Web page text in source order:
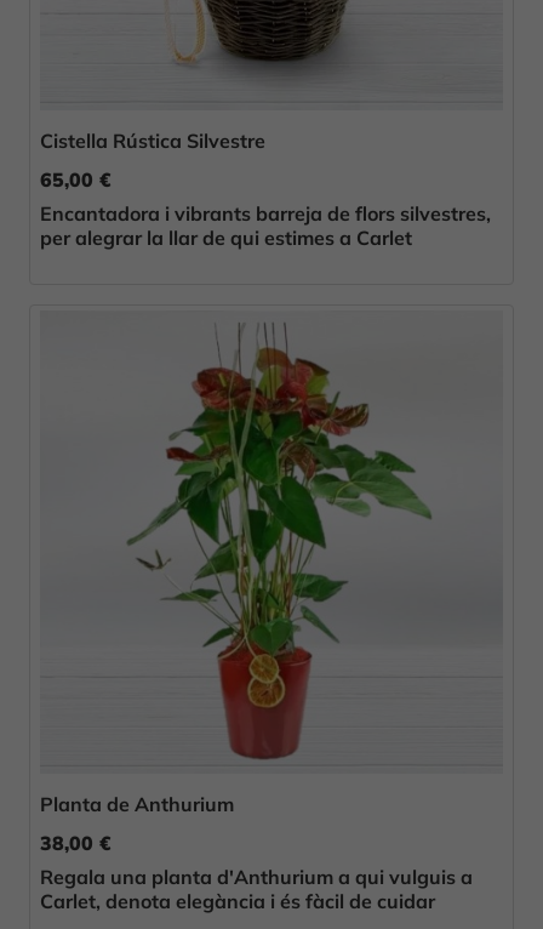
Cistella Rústica Silvestre
65,00 €
Encantadora i vibrants barreja de flors silvestres,
per alegrar la llar de qui estimes a Carlet
Planta de Anthurium
38,00 €
Regala una planta d'Anthurium a qui vulguis a
Carlet, denota elegància i és fàcil de cuidar